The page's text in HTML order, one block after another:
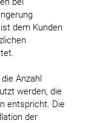
dem Kunden
Anzahl
werden, die
entspricht. Die
der